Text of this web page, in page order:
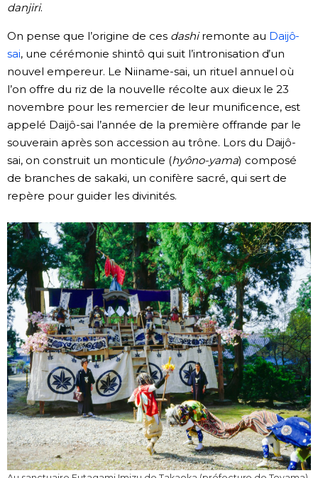
danjiri.
On pense que l’origine de ces dashiremonte au Daijô-
sai, une cérémonie shintô qui suit l’intronisation d’un
nouvel empereur. Le Niiname-sai, un rituel annuel où
l’on offre du riz de la nouvelle récolte aux dieux le 23
novembre pour les remercier de leur munificence, est
appelé Daijô-sai l’année de la première offrande par le
souverain après son accession au trône. Lors du Daijô-
sai, on construit un monticule (hyôno-yama) composé
de branches de sakaki, un conifère sacré, qui sert de
repère pour guider les divinités.